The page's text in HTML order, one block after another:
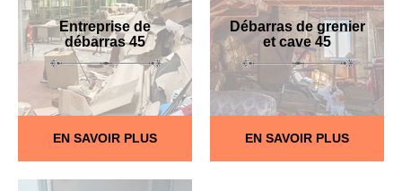
Entreprise de
débarras 45
EN SAVOIR PLUS
Débarras de grenier
et cave 45
EN SAVOIR PLUS